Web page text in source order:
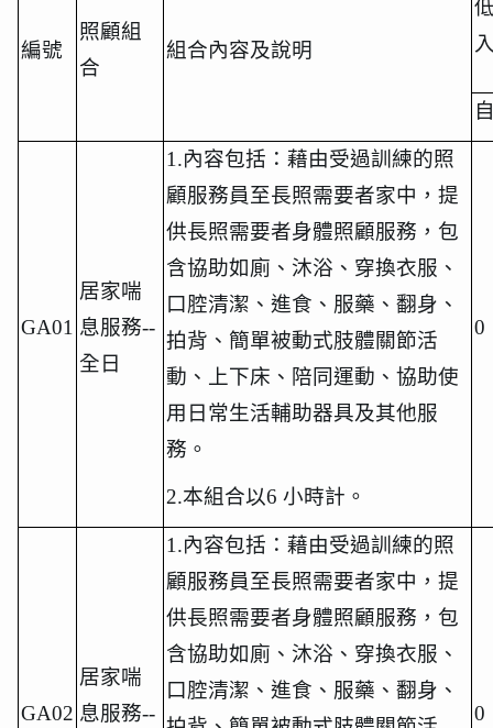
編號
照顧組
合
組合內容及說明
GA01
居家喘
息服務--
全日
1.內容包括：藉由受過訓練的照
顧服務員至長照需要者家中，提
供長照需要者身體照顧服務，包
含協助如廁、沐浴、穿換衣服、
口腔清潔、進食、服藥、翻身、
拍背、簡單被動式肢體關節活
動、上下床、陪同運動、協助使
用日常生活輔助器具及其他服
務。
2.本組合以6 小時計。
0
GA02
居家喘
息服務--
1.內容包括：藉由受過訓練的照
顧服務員至長照需要者家中，提
供長照需要者身體照顧服務，包
含協助如廁、沐浴、穿換衣服、
口腔清潔、進食、服藥、翻身、
0